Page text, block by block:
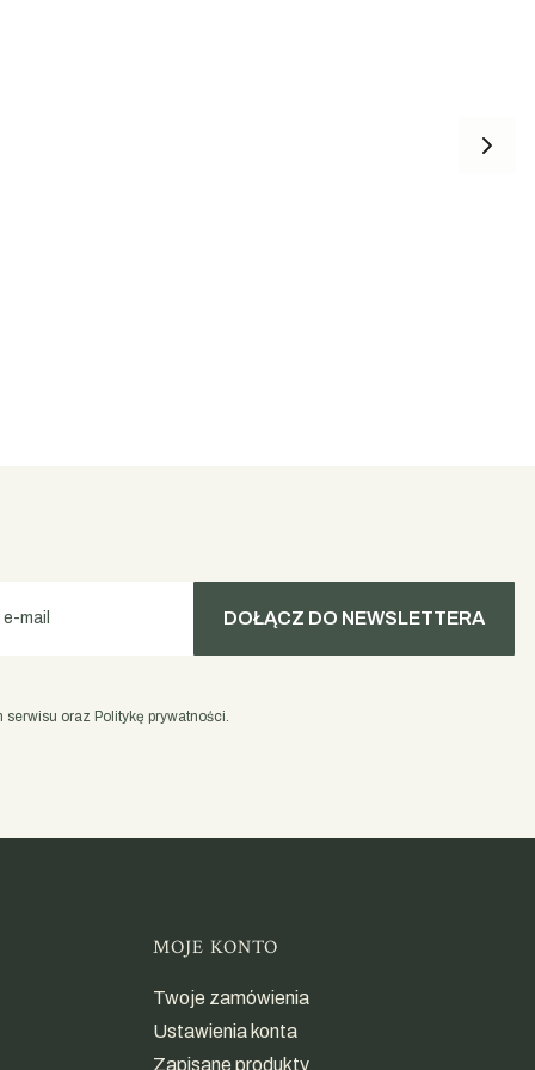
mail DOŁĄCZ DO NEWSLETTERA
oraz Politykę prywatności.
MOJE KONTO
Twoje zamówienia
Ustawienia konta
Zapisane produkty